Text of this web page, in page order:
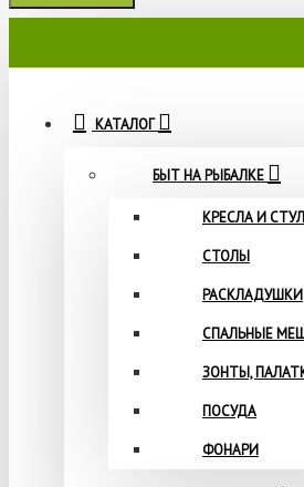
КАТАЛОГ
БЫТ НА РЫБАЛКЕ
КРЕСЛА И
СТОЛЫ
РАСКЛАДУШКИ
СПАЛЬНЫЕ
ЗОНТЫ,
ПОСУДА
ФОНАРИ